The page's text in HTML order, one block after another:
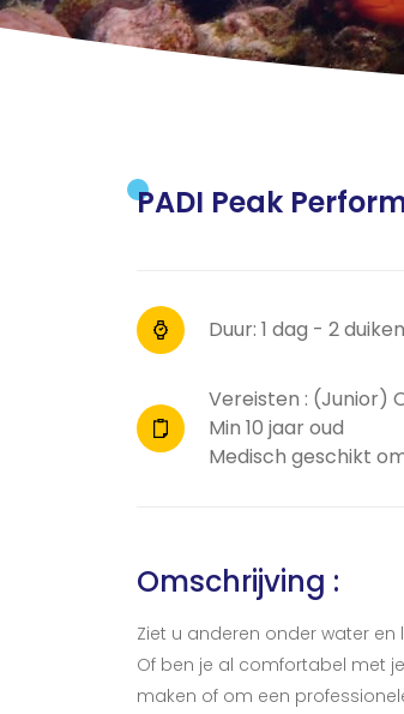
PADI Peak
Duur: 1 dag - 2 duiken
Vereisten : (Junior)
Min 10 jaar oud
Medisch geschikt
Omschrijving :
Ziet u anderen onder water
Of ben je al comfortabel met
maken of om een